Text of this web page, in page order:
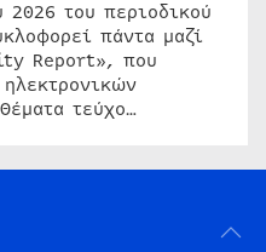
2026 του περιοδικού
πάντα μαζί
Report», που
τεύχο…